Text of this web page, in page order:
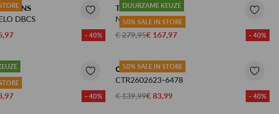
JEANS
DBCS
- 40%
DUURZAME KEUZE
50% SALE IN STORE
TENUE JEANS
NOAH
€ 279,95€ 167,97 - 40%
- 40%
50% SALE IN STORE
CAST IRON JEANS
CTR2602623-6478
€ 139,99€ 83,99 - 40%